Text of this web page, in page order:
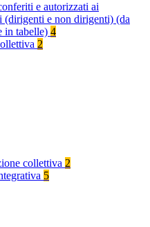
e autorizzati ai
(dirigenti e non dirigenti) (da
in tabelle) 4
2
collettiva 2
5